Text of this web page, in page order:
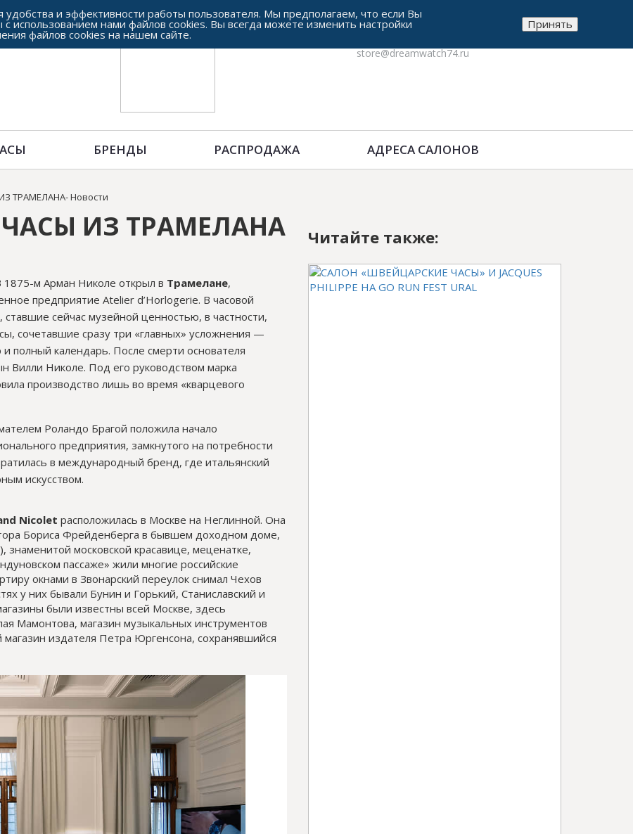
8-912-771-38-05
store@dreamwatch74.ru
БРЕНДЫ РАСПРОДАЖА АДРЕСА САЛОНОВ
ИЗ ТРАМЕЛАНА- Новости
ЧАСЫ ИЗ ТРАМЕЛАНА
1875-м Арман Николе открыл в Трамелане,
предприятие Atelier d’Horlogerie. В часовой
сейчас музейной ценностью, в частности,
сочетавшие сразу три «главных» усложнения —
полный календарь. После смерти основателя
Вилли Николе. Под его руководством марка
производство лишь во время «кварцевого
Роландо Брагой положила начало
предприятия, замкнутого на потребности
в международный бренд, где итальянский
искусством.
Nicolet расположилась в Москве на Неглинной. Она
Бориса Фрейденберга в бывшем доходном доме,
московской красавице, меценатке,
пассаже» жили многие российские
окнами в Звонарский переулок снимал Чехов
у них бывали Бунин и Горький, Станиславский и
были известны всей Москве, здесь
Мамонтова, магазин музыкальных инструментов
издателя Петра Юргенсона, сохранявшийся
Читайте также:
и эффективности работы пользователя. Мы предполагаем, что если Вы
использованием нами файлов cookies. Вы всегда можете изменить настройки
файлов cookies на нашем сайте.
Принять